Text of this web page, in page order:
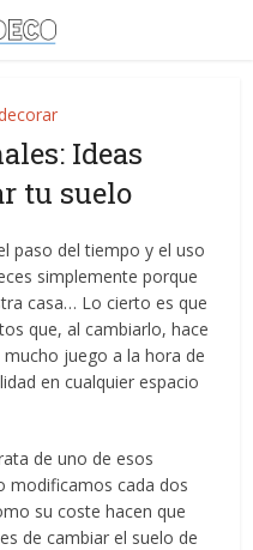
Ideas
tu suelo
paso del tiempo y el uso
simplemente porque
casa… Lo cierto es que
que, al cambiarlo, hace
juego a la hora de
en cualquier espacio
de uno de esos
modificamos cada dos
su coste hacen que
de cambiar el suelo de